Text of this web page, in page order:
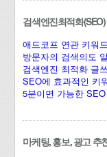
검색엔진최적화
애드코프 연관 키워
방문자의 검색의도
검색엔진 최적화 글
SEO에 효과적인 키
5분이면 가능한
마케팅, 홍보, 광고 추